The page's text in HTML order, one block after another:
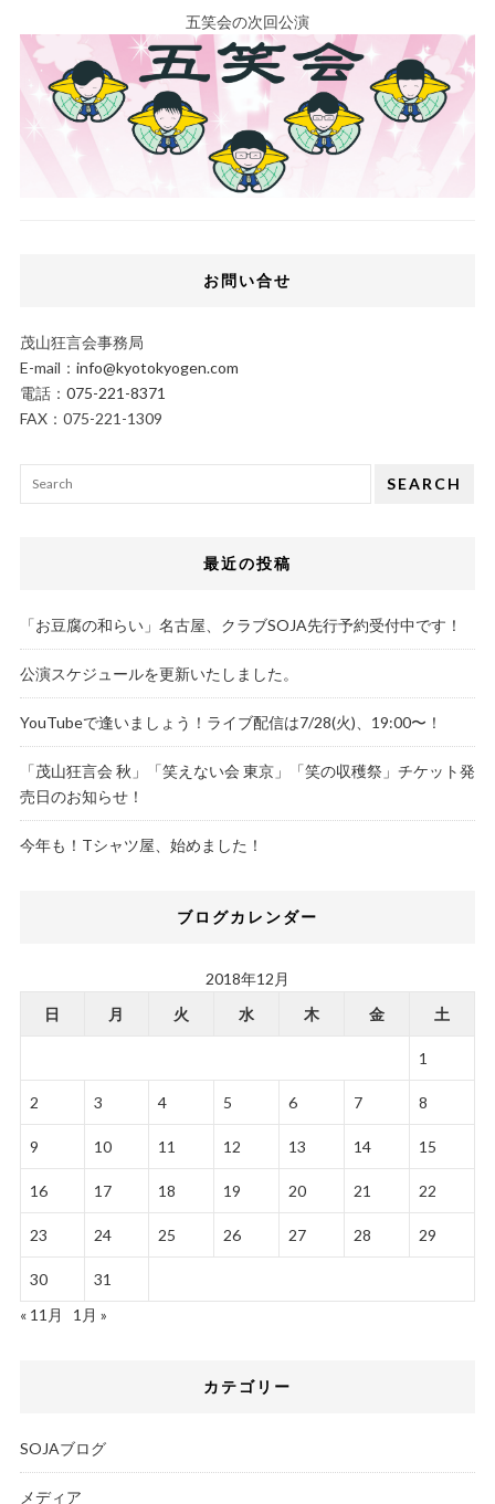
五笑会の次回公演
お問い合せ
茂山狂言会事務局
E-mail： info@kyotokyogen.com
電話： 075-221-8371
FAX：075-221-1309
SEARCH
最近の投稿
「お豆腐の和らい」名古屋、クラブSOJA先行予約受付中です！
公演スケジュールを更新いたしました。
YouTubeで逢いましょう！ライブ配信は7/28(火)、19:00〜！
「茂山狂言会 秋」「笑えない会 東京」「笑の収穫祭」チケット発
売日のお知らせ！
今年も！Tシャツ屋、始めました！
ブログカレンダー
2018年12月
日
月 火 水 木 金 土
1
2 3 4 5 6 7 8
9 10 11 12 13 14 15
16 17 18 19 20 21 22
23 24 25 26 27 28 29
30
31
« 11月
1月 »
カテゴリー
SOJAブログ
メディア